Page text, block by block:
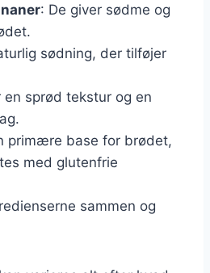
: De giver sødme og
sødning, der tilføjer
en sprød tekstur og en
primære base for brødet,
med glutenfrie
sammen og